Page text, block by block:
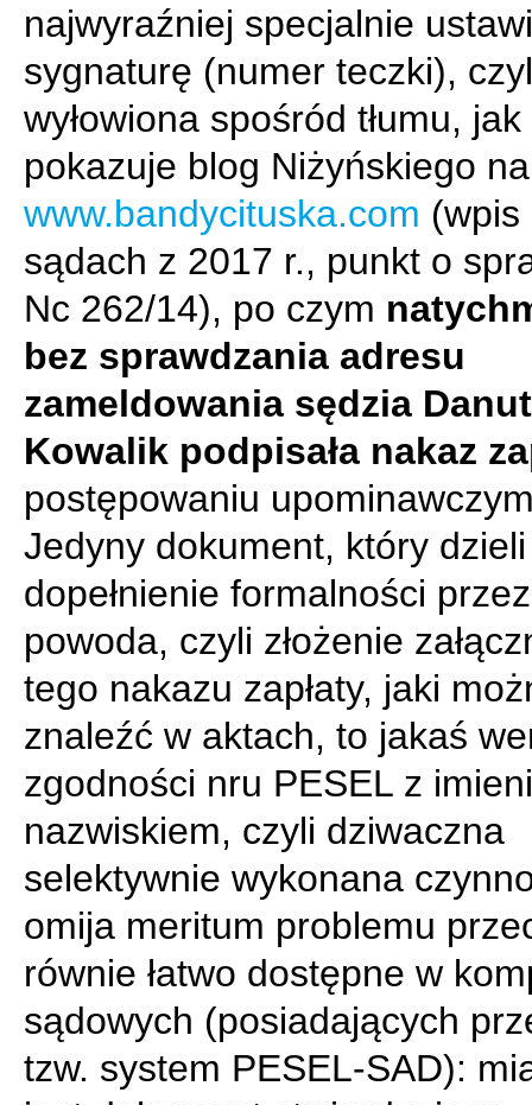
najwyraźniej specjalnie
sygnaturę (numer teczki),
wyłowiona spośród tłumu, jak
pokazuje blog Niżyńskiego na
www.bandycituska.com (wpis
sądach z 2017 r., punkt o
Nc 262/14), po czym
bez sprawdzania adresu
zameldowania sędzia
Kowalik podpisała nakaz
postępowaniu
Jedyny dokument, który dzieli
dopełnienie formalności przez
powoda, czyli złożenie
tego nakazu zapłaty, jaki
znaleźć w aktach, to jakaś
zgodności nru PESEL z
nazwiskiem, czyli dziwaczna
selektywnie wykonana
omija meritum problemu
równie łatwo dostępne w
sądowych (posiadających
tzw. system PESEL-SAD):